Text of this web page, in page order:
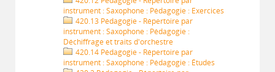
instrument : Saxophone : Pédagogie : Exercices
420.13 Pédagogie - Répertoire par
instrument : Saxophone : Pédagogie :
Déchiffrage et traits d'orchestre
420.14 Pédagogie - Répertoire par
instrument : Saxophone : Pédagogie : Études